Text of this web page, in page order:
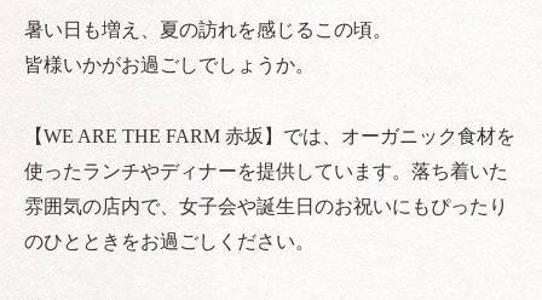
暑い日も増え、夏の訪れを感じるこの頃。
皆様いかがお過ごしでしょうか。
【WE ARE THE FARM 赤坂】では、オーガニック食材を
使ったランチやディナーを提供しています。落ち着いた
雰囲気の店内で、女子会や誕生日のお祝いにもぴったり
のひとときをお過ごしください。